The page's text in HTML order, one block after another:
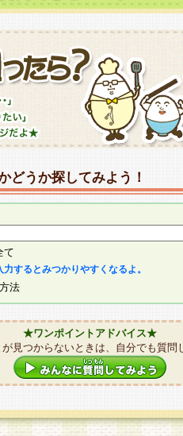
どうか探してみよう！
て
するとみつかりやすくなるよ。
法
★ワンポイントアドバイス★
見つからないときは、自分でも質問